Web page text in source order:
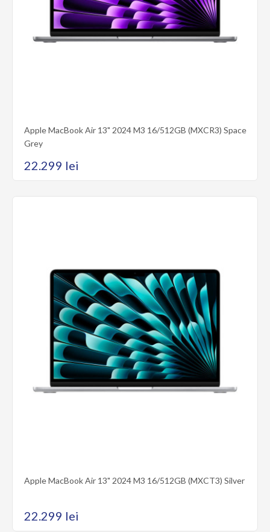
Apple MacBook Air 13" 2024 M3 16/256GB (MC8K4) Midnight
Apple MacBook Air 13" 2024 cu procesor M3, 16GB RAM și SSD
Cumpără acum
Seria AppleMacBook Air 13Diagonala ecranului13.6Rezolutia
Apple MacBook Air 13" 2024 M3 16/512GB (MXCR3) Space
Grey
22.299 lei
Apple MacBook Air 13" 2024 M3 16/512GB (MXCT3) Silver
22.299 lei